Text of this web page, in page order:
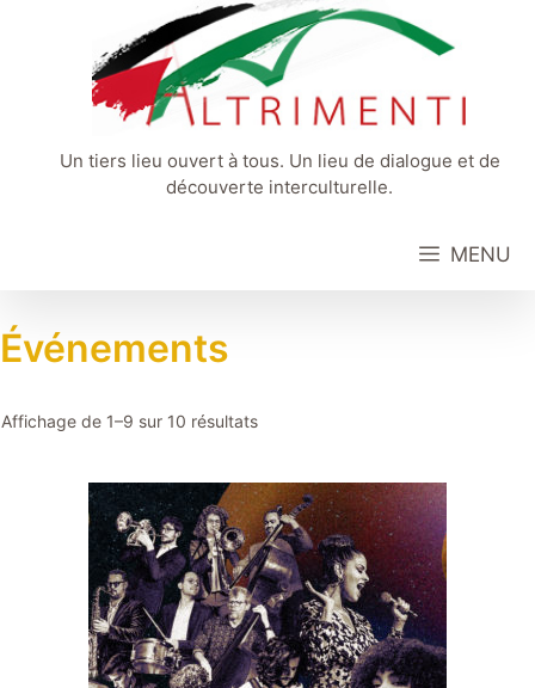
Un tiers lieu ouvert à tous. Un lieu de dialogue et de
découverte interculturelle.
MENU
Événements
Affichage de 1–9 sur 10 résultats